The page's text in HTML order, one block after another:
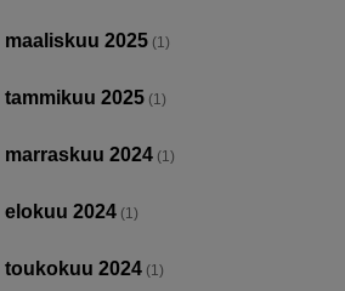
maaliskuu 2025 (1)
tammikuu 2025 (1)
marraskuu 2024 (1)
elokuu 2024 (1)
toukokuu 2024 (1)